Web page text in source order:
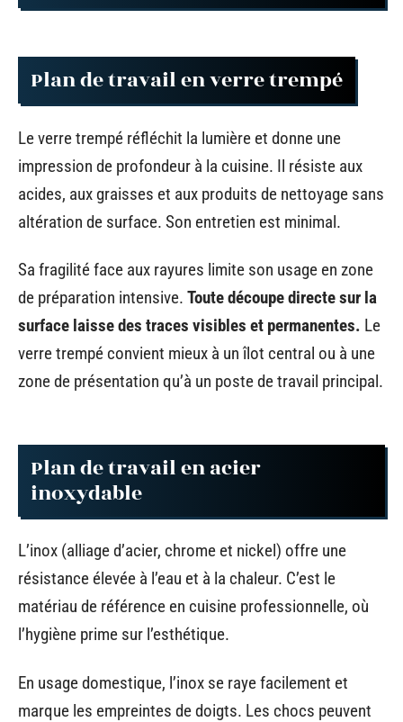
Plan de travail en verre trempé
Le verre trempé réfléchit la lumière et donne une
impression de profondeur à la cuisine. Il résiste aux
acides, aux graisses et aux produits de nettoyage sans
altération de surface. Son entretien est minimal.
Sa fragilité face aux rayures limite son usage en zone
de préparation intensive. Toute découpe directe sur la
surface laisse des traces visibles et permanentes. Le
verre trempé convient mieux à un îlot central ou à une
zone de présentation qu’à un poste de travail principal.
Plan de travail en acier
inoxydable
L’inox (alliage d’acier, chrome et nickel) offre une
résistance élevée à l’eau et à la chaleur. C’est le
matériau de référence en cuisine professionnelle, où
l’hygiène prime sur l’esthétique.
En usage domestique, l’inox se raye facilement et
marque les empreintes de doigts. Les chocs peuvent